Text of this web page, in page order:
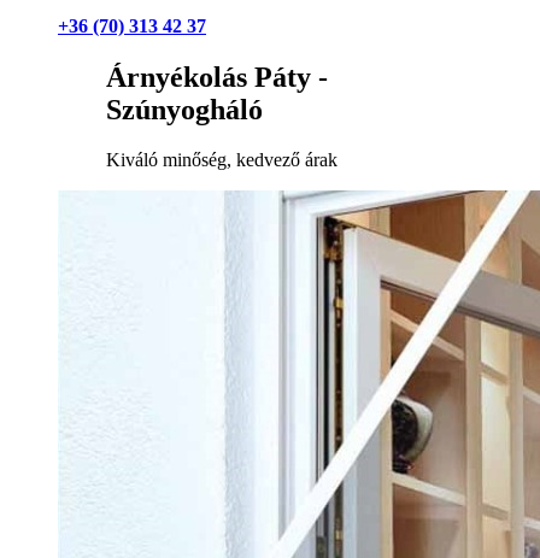
+36 (70) 313 42 37
Árnyékolás Páty -
Szúnyogháló
Kiváló minőség, kedvező árak